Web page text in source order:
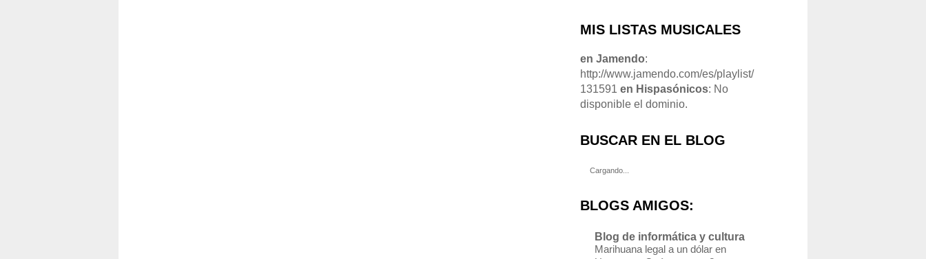
MIS LISTAS MUSICALES
en Jamendo:
http://www.jamendo.com/es/playlist/
131591 en Hispasónicos: No
disponible el dominio.
BUSCAR EN EL BLOG
Cargando...
BLOGS AMIGOS:
Blog de informática y cultura
Marihuana legal a un dólar en